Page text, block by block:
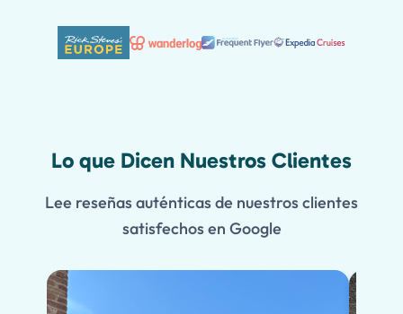
Lo que Dicen Nuestros Clientes
Lee reseñas auténticas de nuestros clientes
satisfechos en Google